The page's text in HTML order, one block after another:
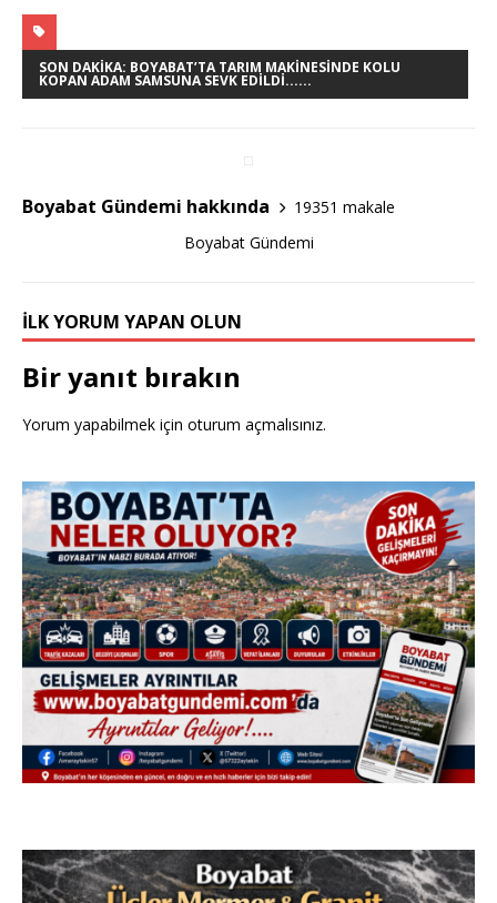
c
e
o
k
it
te
ar
e
SON DAKIKA: BOYABAT’TA TARIM MAKINESINDE KOLU
KOPAN ADAM SAMSUNA SEVK EDILDI......
Boyabat Gündemi hakkında
19351 makale
Boyabat Gündemi
İLK YORUM YAPAN OLUN
Bir yanıt bırakın
Yorum yapabilmek için oturum açmalısınız.